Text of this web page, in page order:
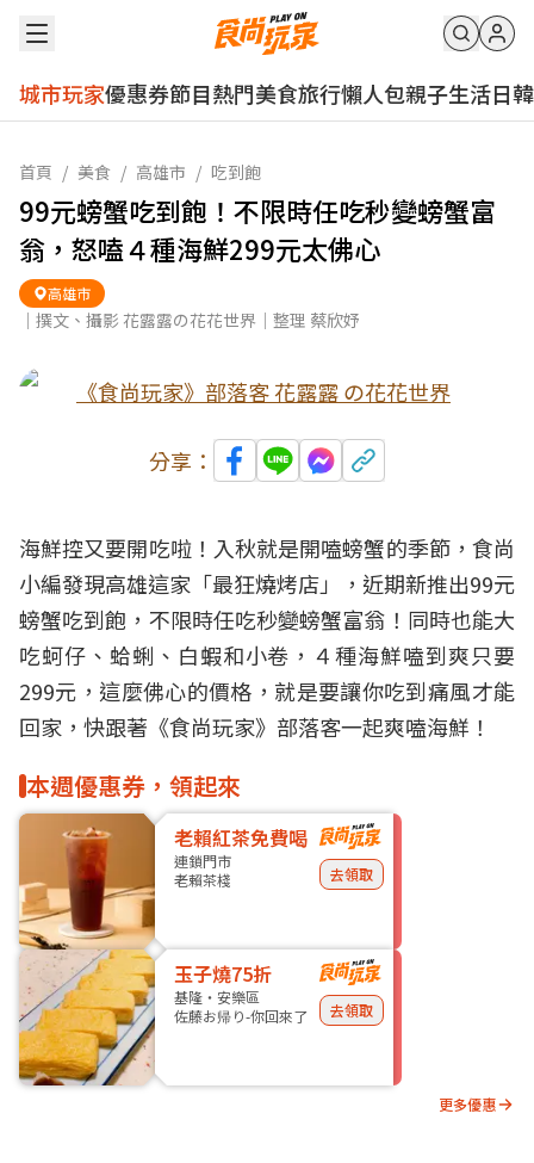
城市玩家優惠券節目熱門美食旅行懶人包親子生活日韓
首頁 / 美食 / 高雄市 / 吃到飽
99元螃蟹吃到飽！不限時任吃秒變螃蟹富
翁，怒嗑４種海鮮299元太佛心
高雄市
｜撰文、攝影 花露露の花花世界｜整理 蔡欣妤
《食尚玩家》部落客 花露露 の花花世界
分享：
海鮮控又要開吃啦！入秋就是開嗑螃蟹的季節，食尚
小編發現高雄這家「最狂燒烤店」，近期新推出99元
螃蟹吃到飽，不限時任吃秒變螃蟹富翁！同時也能大
吃蚵仔、蛤蜊、白蝦和小卷，４種海鮮嗑到爽只要
299元，這麼佛心的價格，就是要讓你吃到痛風才能
回家，快跟著《食尚玩家》部落客一起爽嗑海鮮！
本週優惠券，領起來
老賴紅茶免費喝
連鎖門市
老賴茶棧
去領取
玉子燒75折
基隆・安樂區
佐藤お帰り-你回來了
去領取
更多優惠